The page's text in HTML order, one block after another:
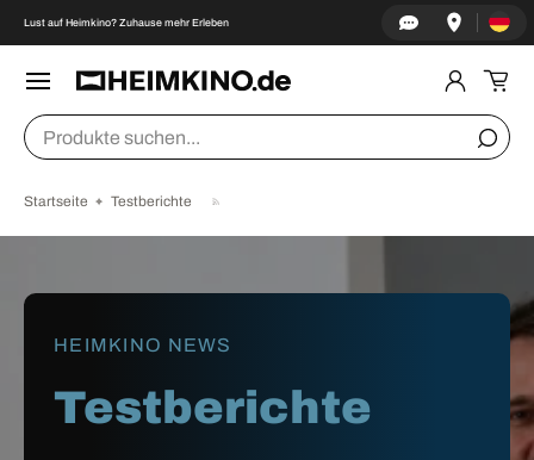
↵Zum Inhalt springen
↵Zum Menü springen
↵Fußzeile springen
↵Barrierefreiheits-Widget öffnen
DIREKT ZUM INHALT
Lust auf Heimkino? Zuhause mehr Erleben Land/
Suchen
Startseite Testberichte
HEIMKINO NEWS
Testberichte